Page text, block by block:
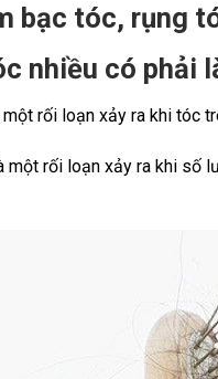
bạc tóc, rụng
nhiều có phải
rối loạn xảy ra khi tóc
rối loạn xảy ra khi